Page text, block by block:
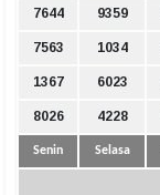
7644 9359
7563 1034
1367 6023
8026 4228
Senin Selasa